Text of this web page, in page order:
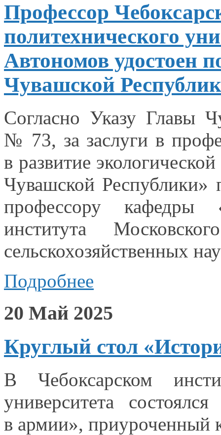
Профессор
политехнического
Автономов удостоен
Чувашской
Согласно Указу Главы
№ 73, за заслуги в
в развитие
Чувашской
профессору кафедры
института
сельскохозяйственных
Подробнее
20 Май 2025
Круглый стол
В Чебоксарском
университета
в армии», приуроченный